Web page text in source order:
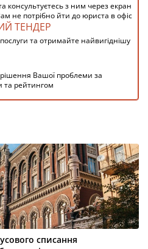
консультуєтесь з ним через екран
не потрібно йти до юриста в офіс
ТЕНДЕР
та отримайте найвигіднішу
Вашої проблеми за
та рейтингом
списання